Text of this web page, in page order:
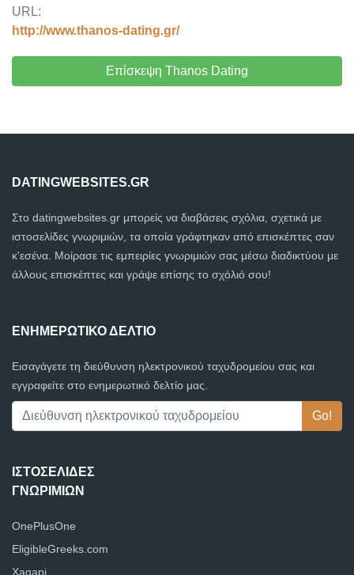
URL:
http://www.thanos-dating.gr/
Επίσκεψη Thanos Dating
DATINGWEBSITES.GR
Στο datingwebsites.gr μπορείς να διαβάσεις σχόλια, σχετικά με
ιστοσελίδες γνωριμιών, τα οποία γράφτηκαν από επισκέπτες σαν
κ'εσένα. Μοίρασε τις εμπειρίες γνωριμιών σας μέσω διαδικτύου με
άλλους επισκέπτες και γράψε επίσης το σχόλιό σου!
ΕΝΗΜΕΡΩΤΙΚΌ ΔΕΛΤΊΟ
Εισαγάγετε τη διεύθυνση ηλεκτρονικού ταχυδρομείου σας και
εγγραφείτε στο ενημερωτικό δελτίο μας.
ΙΣΤΟΣΕΛΊΔΕΣ
ΓΝΩΡΙΜΙΏΝ
OnePlusOne
EligibleGreeks.com
Xagapi